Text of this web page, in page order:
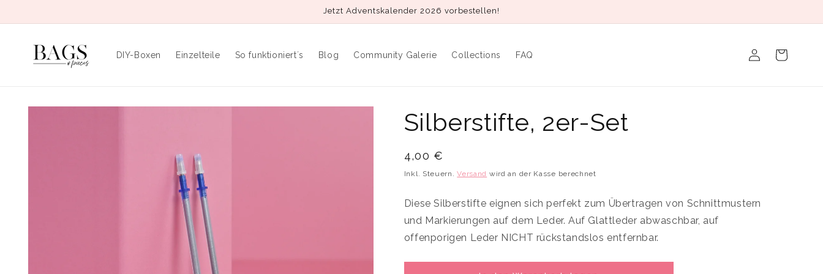
Inhalt
Jetzt Adventskalender 2026 vorbestellen!
DIY-Boxen Einzelteile So funktioniert´s Blog Community Galerie Collections FAQ EinloggenWarenkorb
Silberstifte, 2er-Set
Normaler
Preis
4,00 €
Inkl. Steuern.Versand wird an der Kasse berechnet
Diese Silberstifte eignen sich perfekt zum Übertragen von Schnittmustern
und Markierungen auf dem Leder. Auf Glattleder abwaschbar, auf
offenporigen Leder NICHT rückstandslos entfernbar.